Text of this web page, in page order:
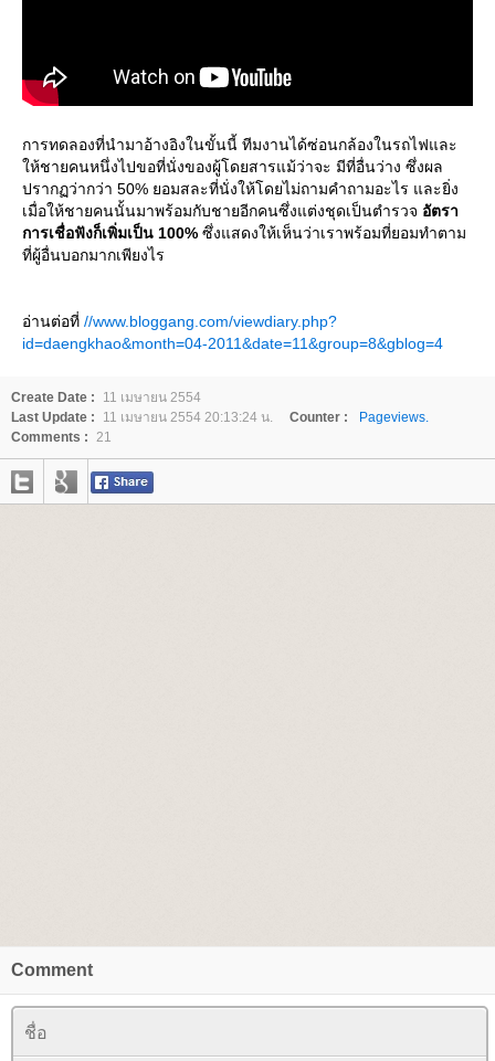
การทดลองที่นำมาอ้างอิงในขั้นนี้ ทีมงานได้ซ่อนกล้องในรถไฟและ
ห้ชายคนหนึ่งไปขอที่นั่งของผู้โดยสารแม้ว่าจะ มีที่อื่นว่าง ซึ่งผล
ปรากฏว่ากว่า 50% ยอมสละที่นั่งให้โดยไม่ถามคำถามอะไร และยิ่ง
เมื่อให้ชายคนนั้นมาพร้อมกับชายอีกคนซึ่งแต่งชุดเป็นตำรวจ อัตรา
การเชื่อฟังก็เพิ่มเป็น 100% ซึ่งแสดงให้เห็นว่าเราพร้อมที่ยอมทำตาม
ที่ผู้อื่นบอกมากเพียงไร
อ่านต่อที่ //www.bloggang.com/viewdiary.php?
id=daengkhao&month=04-2011&date=11&group=8&gblog=4
Create Date :
11 เมษายน 2554
Last Update :
11 เมษายน 2554 20:13:24 น. Counter :
Pageviews.
Comments : 21
Comment